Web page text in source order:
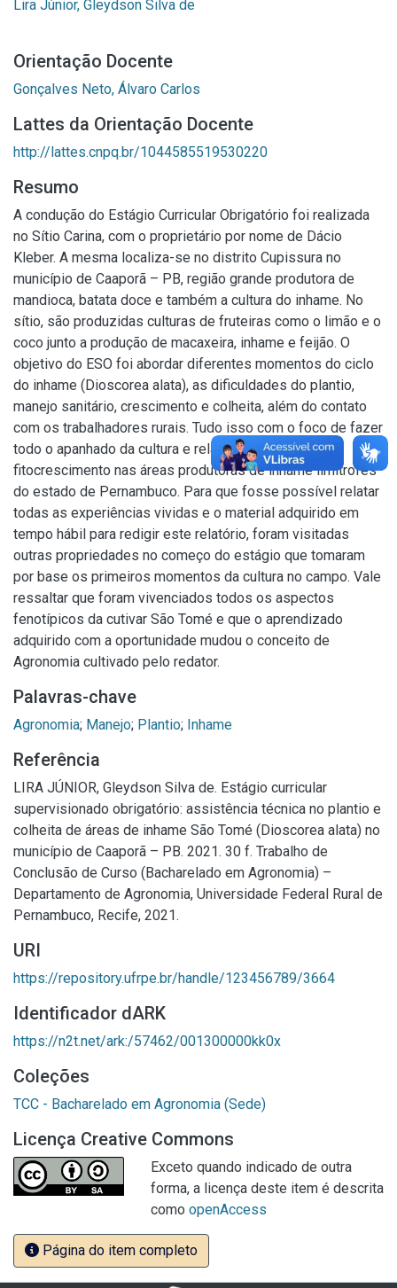
Lira Júnior, Gleydson Silva de
Orientação Docente
Gonçalves Neto, Álvaro Carlos
Lattes da Orientação Docente
http://lattes.cnpq.br/1044585519530220
Resumo
A condução do Estágio Curricular Obrigatório foi realizada
no Sítio Carina, com o proprietário por nome de Dácio
Kleber. A mesma localiza-se no distrito Cupissura no
município de Caaporã – PB, região grande produtora de
mandioca, batata doce e também a cultura do inhame. No
sítio, são produzidas culturas de fruteiras como o limão e o
coco junto a produção de macaxeira, inhame e feijão. O
objetivo do ESO foi abordar diferentes momentos do ciclo
do inhame (Dioscorea alata), as dificuldades do plantio,
manejo sanitário, crescimento e colheita, além do contato
com os trabalhadores rurais. Tudo isso com o foco de fazer
todo o apanhado da cultura e relatar dados de
fitocrescimento nas áreas produtoras de inhame limítrofes
do estado de Pernambuco. Para que fosse possível relatar
todas as experiências vividas e o material adquirido em
tempo hábil para redigir este relatório, foram visitadas
outras propriedades no começo do estágio que tomaram
por base os primeiros momentos da cultura no campo. Vale
ressaltar que foram vivenciados todos os aspectos
fenotípicos da cutivar São Tomé e que o aprendizado
adquirido com a oportunidade mudou o conceito de
Agronomia cultivado pelo redator.
Palavras-chave
Agronomia; Manejo; Plantio; Inhame
Referência
LIRA JÚNIOR, Gleydson Silva de. Estágio curricular
supervisionado obrigatório: assistência técnica no plantio e
colheita de áreas de inhame São Tomé (Dioscorea alata) no
município de Caaporã – PB. 2021. 30 f. Trabalho de
Conclusão de Curso (Bacharelado em Agronomia) –
Departamento de Agronomia, Universidade Federal Rural de
Pernambuco, Recife, 2021.
URI
https://repository.ufrpe.br/handle/123456789/3664
Identificador dARK
https://n2t.net/ark:/57462/001300000kk0x
Coleções
TCC - Bacharelado em Agronomia (Sede)
Licença Creative Commons
Exceto quando indicado de outra
forma, a licença deste item é descrita
como openAccess
Página do item completo